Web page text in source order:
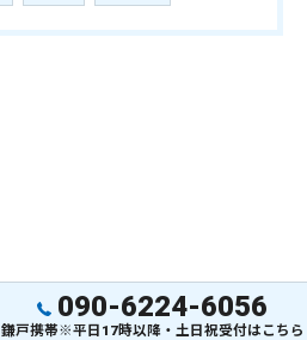
090-6224-6056
鎌戸携帯※平日17時以降・土日祝受付はこちら